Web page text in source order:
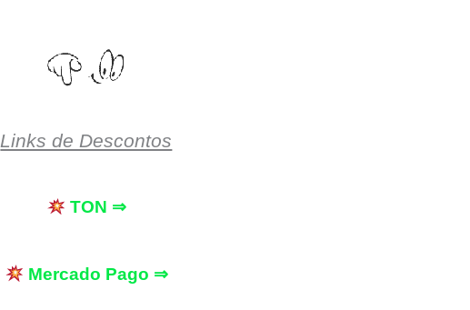
Links de Descontos
TON ⇒
Mercado Pago ⇒